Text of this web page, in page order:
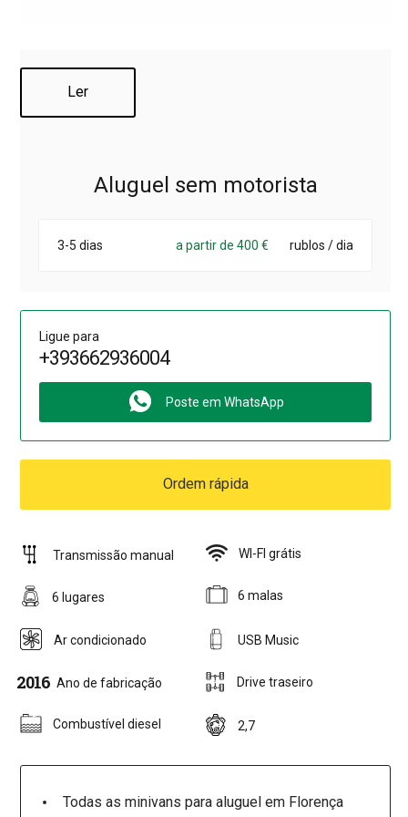
Ler
Aluguel sem motorista
3-5 dias a partir de 400 € rublos / dia
Ligue para
+393662936004
Poste em WhatsApp
Ordem rápida
Transmissão manual WI-FI grátis
6 lugares 6 malas
Ar condicionado USB Music
2016 Ano de fabricação Drive traseiro
Combustível diesel 2,7
Todas as minivans para aluguel em Florença